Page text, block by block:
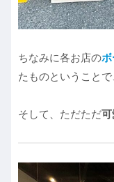
ちなみに各お店のボ
たものということで
そして、ただただ可